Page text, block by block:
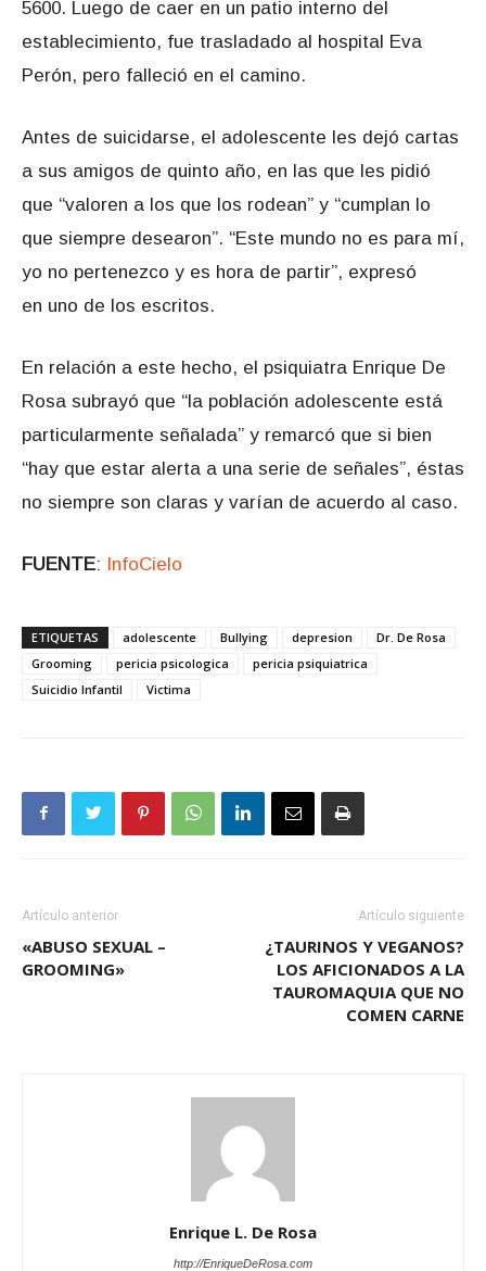
5600. Luego de caer en un patio interno del
establecimiento, fue trasladado al hospital Eva
Perón, pero falleció en el camino.
Antes de suicidarse, el adolescente les dejó cartas
a sus amigos de quinto año, en las que les pidió
que “valoren a los que los rodean” y “cumplan lo
que siempre desearon”. “Este mundo no es para mí,
yo no pertenezco y es hora de partir”, expresó
en uno de los escritos.
En relación a este hecho, el psiquiatra Enrique De
Rosa subrayó que “la población adolescente está
particularmente señalada” y remarcó que si bien
“hay que estar alerta a una serie de señales”, éstas
no siempre son claras y varían de acuerdo al caso.
FUENTE: InfoCielo
ETIQUETAS adolescente Bullying depresion
Dr. De Rosa
Grooming
pericia psicologica
pericia psiquiatrica
Suicidio Infantil
Victima
Artículo anterior
«ABUSO SEXUAL –
GROOMING»
Artículo siguiente
¿TAURINOS Y VEGANOS?
LOS AFICIONADOS A LA
TAUROMAQUIA QUE NO
COMEN CARNE
Enrique L. De Rosa
http://EnriqueDeRosa.com